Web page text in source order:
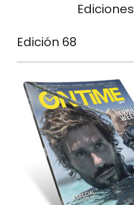
Ediciones
Edición 68